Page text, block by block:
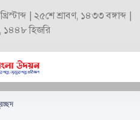
| ২৫শে শ্রাবণ, ১৪৩৩ বঙ্গাব্দ |
হিজরি